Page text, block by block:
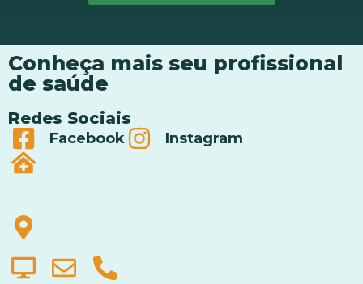
Conheça mais seu profissional
de saúde
Redes Sociais
Facebook Instagram